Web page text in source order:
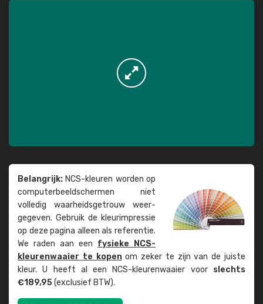
Belangrijk: NCS-kleuren worden op
computer­beeld­schermen niet
volledig waarheids­­getrouw weer­
gegeven. Gebruik de kleur­impressie
op deze pagina alleen als referentie.
We raden aan een fysieke NCS-
kleuren­waaier te kopenom zeker te zijn van de juiste
kleur. U heeft al een NCS-kleuren­waaier voor slechts
€189,95(exclusief BTW).